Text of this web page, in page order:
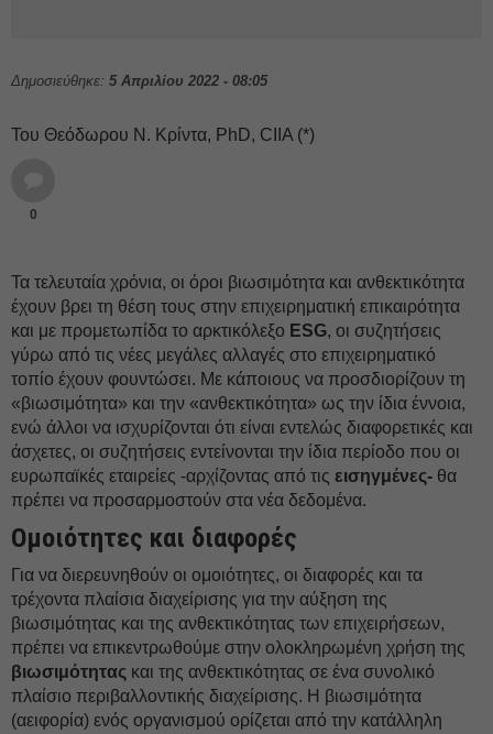
Δημοσιεύθηκε: 5 Απριλίου 2022 - 08:05
Του Θεόδωρου Ν. Κρίντα, PhD, CIIA (*)
0
Τα τελευταία χρόνια, οι όροι βιωσιμότητα και ανθεκτικότητα
έχουν βρει τη θέση τους στην επιχειρηματική επικαιρότητα
και με προμετωπίδα το αρκτικόλεξο ESG, οι συζητήσεις
γύρω από τις νέες μεγάλες αλλαγές στο επιχειρηματικό
τοπίο έχουν φουντώσει. Με κάποιους να προσδιορίζουν τη
«βιωσιμότητα» και την «ανθεκτικότητα» ως την ίδια έννοια,
ενώ άλλοι να ισχυρίζονται ότι είναι εντελώς διαφορετικές και
άσχετες, οι συζητήσεις εντείνονται την ίδια περίοδο που οι
ευρωπαϊκές εταιρείες -αρχίζοντας από τις εισηγμένες- θα
πρέπει να προσαρμοστούν στα νέα δεδομένα.
Ομοιότητες και διαφορές
Για να διερευνηθούν οι ομοιότητες, οι διαφορές και τα
τρέχοντα πλαίσια διαχείρισης για την αύξηση της
βιωσιμότητας και της ανθεκτικότητας των επιχειρήσεων,
πρέπει να επικεντρωθούμε στην ολοκληρωμένη χρήση της
βιωσιμότητας και της ανθεκτικότητας σε ένα συνολικό
πλαίσιο περιβαλλοντικής διαχείρισης. Η βιωσιμότητα
(αειφορία) ενός οργανισμού ορίζεται από την κατάλληλη